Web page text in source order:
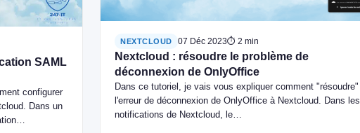
SAML
configurer
Dans un
NEXTCLOUD 07 Déc 2023⏱ 2 min
Nextcloud : résoudre le problème de
déconnexion de OnlyOffice
Dans ce tutoriel, je vais vous expliquer comment "résoudre"
l'erreur de déconnexion de OnlyOffice à Nextcloud. Dans les
notifications de Nextcloud, le…